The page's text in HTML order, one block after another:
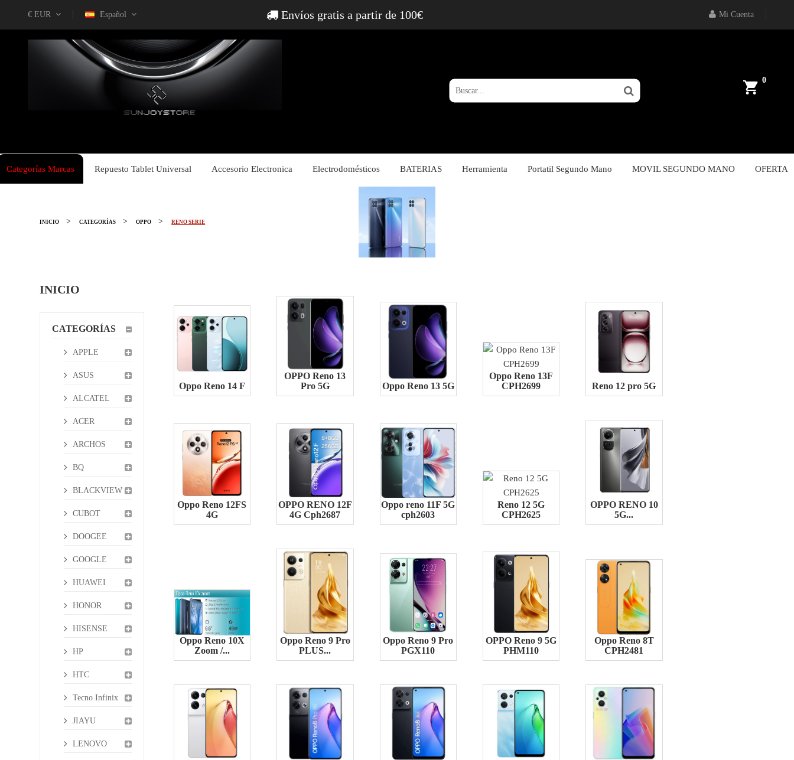
€ EUR Español Mi Cuenta
Envíos gratis a partir de 100€
0
Categorías Marcas Repuesto Tablet Universal Accesorio Electronica Electrodomésticos BATERIAS Herramienta Portatil Segundo Mano MOVIL SEGUNDO MANO OFERTA
INICIO CATEGORÍAS OPPO RENO SERIE
INICIO
CATEGORÍAS
APPLE
ASUS
ALCATEL
ACER
ARCHOS
BQ
BLACKVIEW
CUBOT
DOOGEE
GOOGLE
HUAWEI
HONOR
HISENSE
HP
HTC
Tecno Infinix
JIAYU
LENOVO
Oppo Reno 14 F
OPPO Reno 13
Pro 5G
Oppo Reno 13 5G
Oppo Reno 13F
CPH2699
Reno 12 pro 5G
Oppo Reno 12FS
4G
OPPO RENO 12F
4G Cph2687
Oppo reno 11F 5G
cph2603
Reno 12 5G
CPH2625
OPPO RENO 10
5G...
Oppo Reno 10X
Zoom /...
Oppo Reno 9 Pro
PLUS...
Oppo Reno 9 Pro
PGX110
OPPO Reno 9 5G
PHM110
Oppo Reno 8T
CPH2481